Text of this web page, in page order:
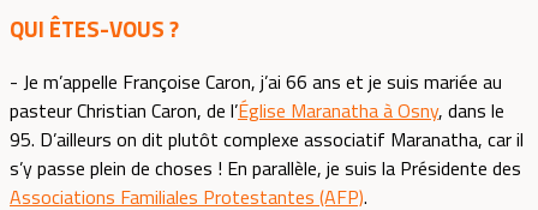
QUI ÊTES-VOUS ?
- Je m’appelle Françoise Caron, j’ai 66 ans et je suis mariée au
pasteur Christian Caron, de l’Église Maranatha à Osny, dans le
95. D’ailleurs on dit plutôt complexe associatif Maranatha, car il
s’y passe plein de choses ! En parallèle, je suis la Présidente des
Associations Familiales Protestantes (AFP).